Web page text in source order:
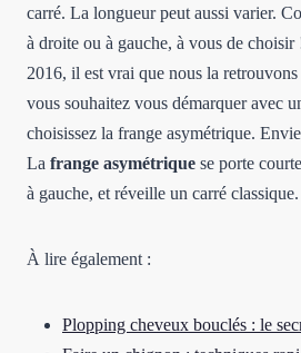
carré. La longueur peut aussi varier.
à droite ou à gauche, à vous de choisir
2016, il est vrai que nous la
vous souhaitez vous démarquer avec
choisissez la frange asymétrique.
La frange asymétrique se porte
à gauche, et réveille un carré classique.
À lire également :
Plopping cheveux bouclés : le